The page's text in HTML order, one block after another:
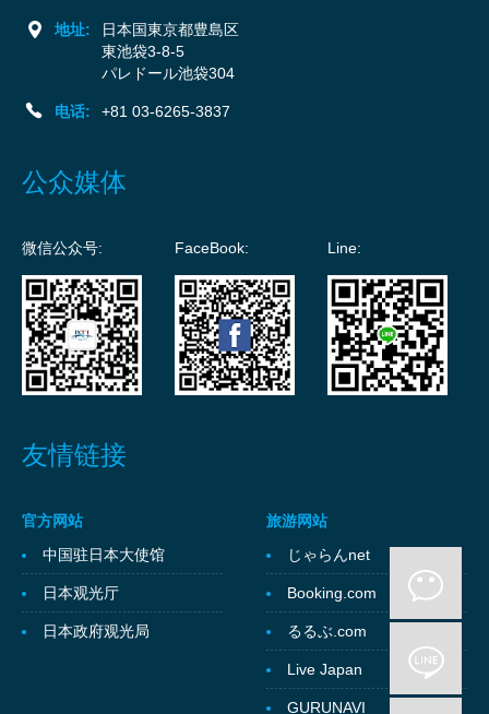
地址:
日本国東京都豊島区
東池袋3-8-5
パレドール池袋304
电话: +81 03-6265-3837
公众媒体
微信公众号: FaceBook: Line:
友情链接
官方网站
中国驻日本大使馆
日本观光厅
日本政府观光局
旅游网站
じゃらんnet
Booking.com
るるぶ.com
Live Japan
GURUNAVI